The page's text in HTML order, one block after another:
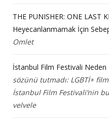
THE PUNISHER: ONE LAST
Heyecanlanmamak İçin
Omlet
İstanbul Film Festivali
sözünü tutmadı: LGBTİ+
İstanbul Film Festivali’nin
velvele